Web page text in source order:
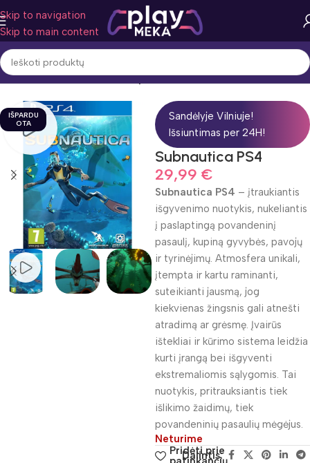
Skip to navigation
Skip to main content
Pradžia Žaidimo žanras Nuotykiai
IŠPARDU
OTA
Sandėlyje Vilniuje!
Išsiuntimas per 24H!
Subnautica PS4
29,99 €
Subnautica PS4 – įtraukiantis
išgyvenimo nuotykis, nukeliantis
į paslaptingą povandeninį
pasaulį, kupiną gyvybės, pavojų
ir tyrinėjimų. Atmosfera unikali,
įtempta ir kartu raminanti,
suteikianti jausmą, jog
kiekvienas žingsnis gali atnešti
atradimą ar grėsmę. Įvairūs
ištekliai ir kūrimo sistema leidžia
kurti įrangą bei išgyventi
ekstremaliomis sąlygomis. Tai
nuotykis, pritrauksiantis tiek
išlikimo žaidimų, tiek
povandeninių pasaulių mėgėjus.
Neturime
Pridėti prie
Dalintis: